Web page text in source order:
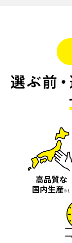
高品質な
国内生産※1